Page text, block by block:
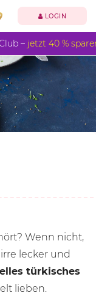
LOGIN
– jetzt 40 %
Wenn nicht,
lecker und
türkisches
lieben.